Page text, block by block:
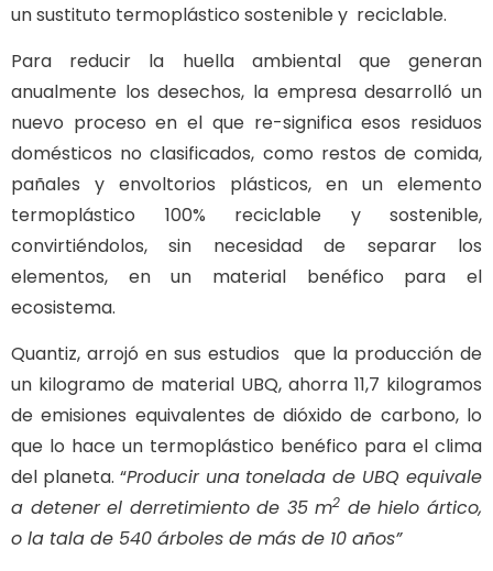
un sustituto termoplástico sostenible y reciclable.
Para reducir la huella ambiental que generan
anualmente los desechos, la empresa desarrolló un
nuevo proceso en el que re-significa esos residuos
domésticos no clasificados, como restos de comida,
pañales y envoltorios plásticos, en un elemento
termoplástico 100% reciclable y sostenible,
convirtiéndolos, sin necesidad de separar los
elementos, en un material benéfico para el
ecosistema.
Quantiz, arrojó en sus estudios que la producción de
un kilogramo de material UBQ, ahorra 11,7 kilogramos
de emisiones equivalentes de dióxido de carbono, lo
que lo hace un termoplástico benéfico para el clima
del planeta. “Producir una tonelada de UBQ equivale
a detener el derretimiento de 35 m2 de hielo ártico,
o la tala de 540 árboles de más de 10 años”